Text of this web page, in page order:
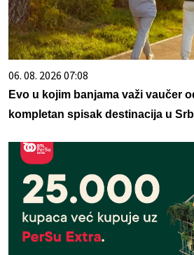
06. 08. 2026 07:08
Evo u kojim banjama važi vaučer
kompletan spisak destinacija u